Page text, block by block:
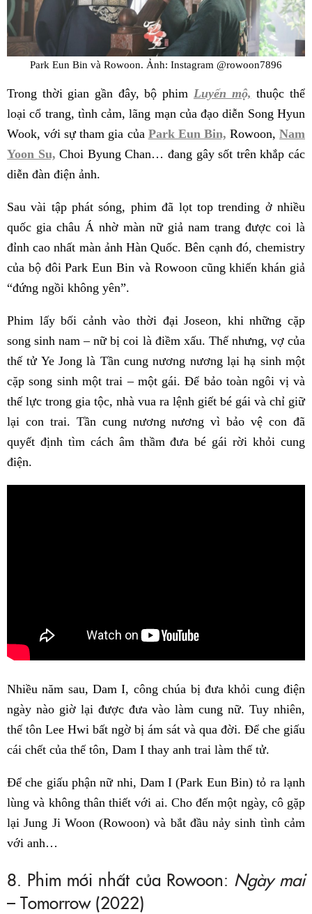
Park Eun Bin và Rowoon. Ảnh: Instagram @rowoon7896
Trong thời gian gần đây, bộ phim Luyến mộ, thuộc thể
loại cổ trang, tình cảm, lãng mạn của đạo diễn Song Hyun
Wook, với sự tham gia của Park Eun Bin, Rowoon,Nam
Yoon Su, Choi Byung Chan… đang gây sốt trên khắp các
diễn đàn điện ảnh.
Sau vài tập phát sóng, phim đã lọt top trending ở nhiều
quốc gia châu Á nhờ màn nữ giả nam trang được coi là
đỉnh cao nhất màn ảnh Hàn Quốc. Bên cạnh đó, chemistry
của bộ đôi Park Eun Bin và Rowoon cũng khiến khán giả
“đứng ngồi không yên”.
Phim lấy bối cảnh vào thời đại Joseon, khi những cặp
song sinh nam – nữ bị coi là điềm xấu. Thế nhưng, vợ của
thế tử Ye Jong là Tần cung nương nương lại hạ sinh một
cặp song sinh một trai – một gái. Để bảo toàn ngôi vị và
thế lực trong gia tộc, nhà vua ra lệnh giết bé gái và chỉ giữ
lại con trai. Tần cung nương nương vì bảo vệ con đã
quyết định tìm cách âm thầm đưa bé gái rời khỏi cung
điện.
Nhiều năm sau, Dam I, công chúa bị đưa khỏi cung điện
ngày nào giờ lại được đưa vào làm cung nữ. Tuy nhiên,
thế tôn Lee Hwi bất ngờ bị ám sát và qua đời. Để che giấu
cái chết của thế tôn, Dam I thay anh trai làm thế tử.
Để che giấu phận nữ nhi, Dam I (Park Eun Bin) tỏ ra lạnh
lùng và không thân thiết với ai. Cho đến một ngày, cô gặp
lại Jung Ji Woon (Rowoon) và bắt đầu nảy sinh tình cảm
với anh…
8. Phim mới nhất của Rowoon: Ngày mai
– Tomorrow (2022)